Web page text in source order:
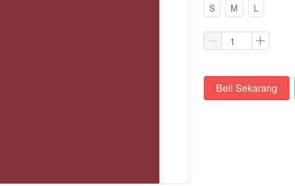
S
M L
`Beli Sekarang